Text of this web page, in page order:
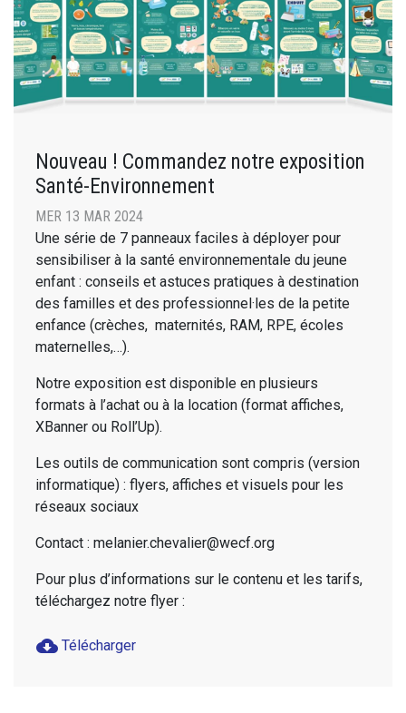
Nouveau ! Commandez notre exposition
Santé-Environnement
MER 13 MAR 2024
Une série de 7 panneaux faciles à déployer pour
sensibiliser à la santé environnementale du jeune
enfant : conseils et astuces pratiques à destination
des familles et des professionnel·les de la petite
enfance (crèches, maternités, RAM, RPE, écoles
maternelles,…).
Notre exposition est disponible en plusieurs
formats à l’achat ou à la location (format affiches,
XBanner ou Roll’Up).
Les outils de communication sont compris (version
informatique) : flyers, affiches et visuels pour les
réseaux sociaux
Contact : melanier.chevalier@wecf.org
Pour plus d’informations sur le contenu et les tarifs,
téléchargez notre flyer :
cloud_download Télécharger